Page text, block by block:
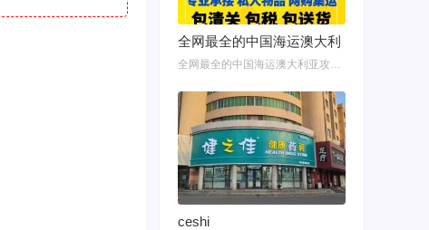
全网最全的中国海运澳大利
全网最全的中国海运澳大利亚攻略！细说如何把家具转运悉尼墨尔本布里斯班 国内网购
ceshi